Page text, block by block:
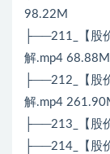
98.22M
├──211_【股
解.mp4 68.88M
├──212_【股
解.mp4
├──213_【股
├──214_【股